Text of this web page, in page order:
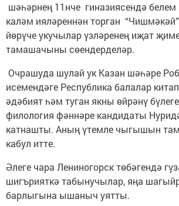
шәһәрнең 11нче гиназиясендә
каләм ияләреннән торган
йөрүче укучылар үзләренең иҗат
тамашачыны сөендерделәр.
Очрашуда шулай ук Казан шәһәре
исемендәге Республика балалар
әдәбият һәм туган якны өйрәнү
филология фәннәре кандидаты
катнашты. Аның үтемле чыгышын
кабул итте.
Әлеге чара Лениногорск төбәгендә
шигърияткә табынучылар, яңа
барлыгына ышаныч уятты.